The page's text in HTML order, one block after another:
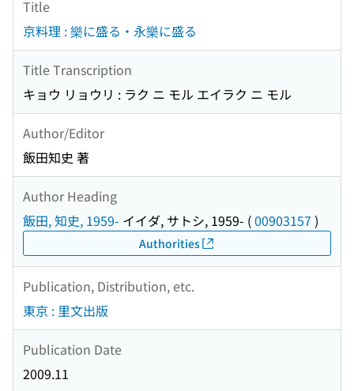
Title
京料理 : 樂に盛る・永樂に盛る
Title Transcription
キョウ リョウリ : ラク ニ モル エイラク ニ モル
Author/Editor
飯田知史 著
Author Heading
飯田, 知史, 1959- イイダ, サトシ, 1959- (00903157 )
Authorities
Publication, Distribution, etc.
東京 : 里文出版
Publication Date
2009.11